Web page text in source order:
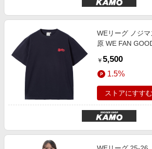
WEリーグ ノジ
原 WE FAN
￥ 5,500
1.5%
ストアにすすむ